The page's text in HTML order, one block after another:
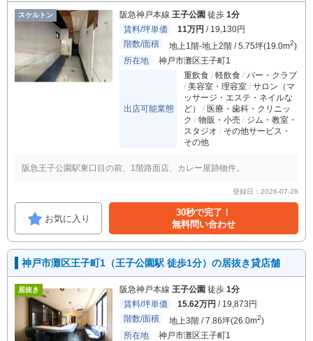
スケルトン 阪急神戸本線 王子公園 徒歩 1分
賃料/坪単価
11万円 / 19,130円
階数/面積
地上1階-地上2階 / 5.75坪(19.0m2)
所在地
神戸市灘区王子町1
出店可能業態
重飲食 軽飲食
バー・クラブ
美容室・理容室
サロン（マ
ッサージ・エステ・ネイルな
ど）
医療・歯科・クリニッ
ク
物販・小売
ジム・教室・
スタジオ
その他サービス・
その他
阪急王子公園駅東口目の前、1階路面店、カレー屋跡物件。
登録日：2026-07-28
お気に入り
30秒で完了！
無料問い合わせ
神戸市灘区王子町1（王子公園駅 徒歩1分）の居抜き貸店舗
居抜き 阪急神戸本線 王子公園 徒歩 1分
賃料/坪単価
15.62万円 / 19,873円
階数/面積
地上3階 / 7.86坪(26.0m2)
所在地
神戸市灘区王子町1